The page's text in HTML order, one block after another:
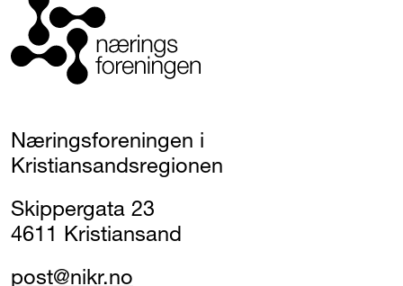
Næringsforeningen i
Kristiansandsregionen
Skippergata 23
4611 Kristiansand
post@nikr.no